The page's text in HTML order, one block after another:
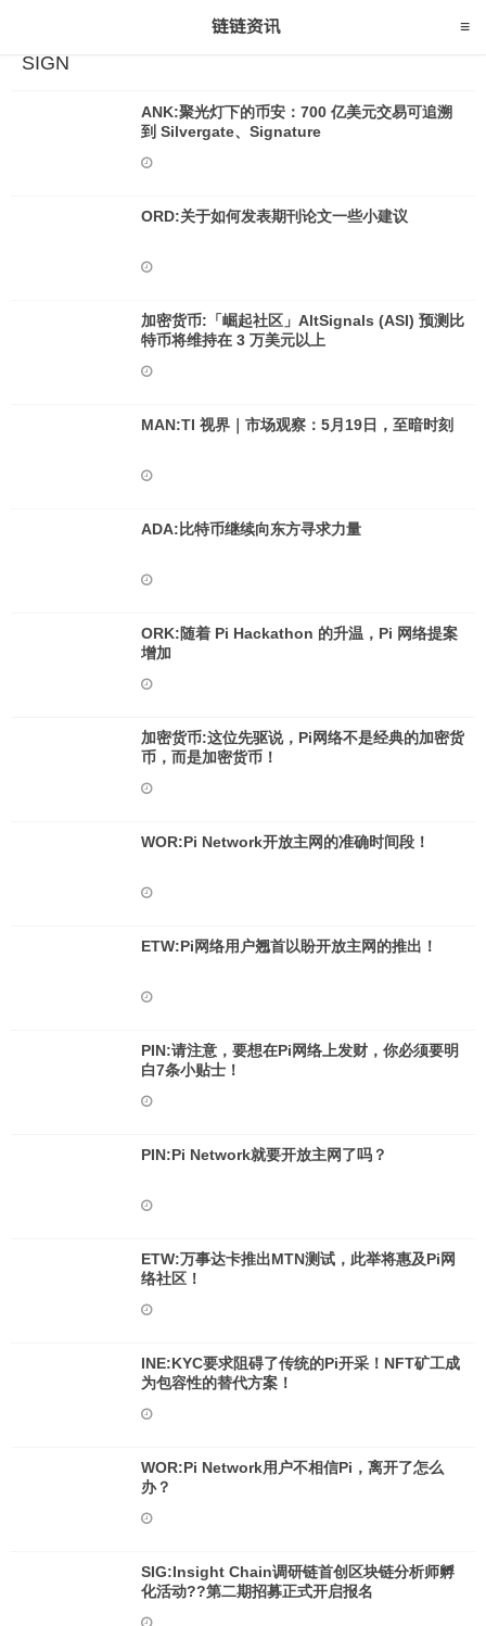
SIGN
ANK:聚光灯下的币安：700 亿美元交易可追溯
到 Silvergate、Signature
ORD:关于如何发表期刊论文一些小建议
加密货币:「崛起社区」AltSignals (ASI) 预测比
特币将维持在 3 万美元以上
MAN:TI 视界｜市场观察：5月19日，至暗时刻
ADA:比特币继续向东方寻求力量
ORK:随着 Pi Hackathon 的升温，Pi 网络提案
增加
加密货币:这位先驱说，Pi网络不是经典的加密货
币，而是加密货币！
WOR:Pi Network开放主网的准确时间段！
ETW:Pi网络用户翘首以盼开放主网的推出！
PIN:请注意，要想在Pi网络上发财，你必须要明
白7条小贴士！
PIN:Pi Network就要开放主网了吗？
ETW:万事达卡推出MTN测试，此举将惠及Pi网
络社区！
INE:KYC要求阻碍了传统的Pi开采！NFT矿工成
为包容性的替代方案！
WOR:Pi Network用户不相信Pi，离开了怎么
办？
SIG:Insight Chain调研链首创区块链分析师孵
化活动??第二期招募正式开启报名